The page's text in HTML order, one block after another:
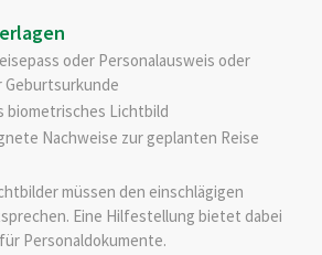
oder Personalausweis oder
Geburtsurkunde
biometrisches Lichtbild
Nachweise zur geplanten Reise
müssen den einschlägigen
Eine Hilfestellung bietet dabei
Personaldokumente.